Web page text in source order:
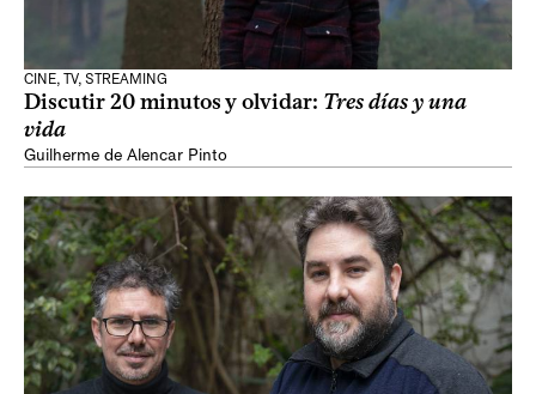
CINE, TV, STREAMING
Discutir 20 minutos y olvidar: Tres días y una
vida
Guilherme de Alencar Pinto